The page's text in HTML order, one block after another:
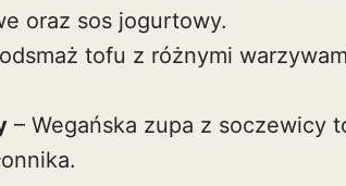
oraz sos jogurtowy.
tofu z różnymi
– Wegańska zupa z soczewicy